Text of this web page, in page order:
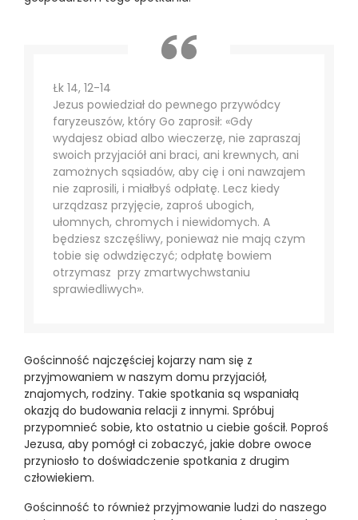
Łk 14, 12-14
Jezus powiedział do pewnego przywódcy
faryzeuszów, który Go zaprosił: «Gdy
wydajesz obiad albo wieczerzę, nie zapraszaj
swoich przyjaciół ani braci, ani krewnych, ani
zamożnych sąsiadów, aby cię i oni nawzajem
nie zaprosili, i miałbyś odpłatę. Lecz kiedy
urządzasz przyjęcie, zaproś ubogich,
ułomnych, chromych i niewidomych. A
będziesz szczęśliwy, ponieważ nie mają czym
tobie się odwdzięczyć; odpłatę bowiem
otrzymasz przy zmartwychwstaniu
sprawiedliwych».
Gościnność najczęściej kojarzy nam się z
przyjmowaniem w naszym domu przyjaciół,
znajomych, rodziny. Takie spotkania są wspaniałą
okazją do budowania relacji z innymi. Spróbuj
przypomnieć sobie, kto ostatnio u ciebie gościł. Poproś
Jezusa, aby pomógł ci zobaczyć, jakie dobre owoce
przyniosło to doświadczenie spotkania z drugim
człowiekiem.
Gościnność to również przyjmowanie ludzi do naszego